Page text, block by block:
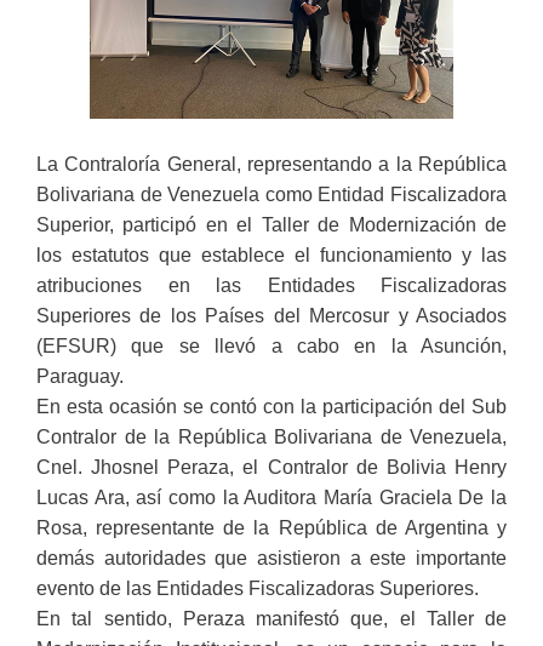
La Contraloría General, representando a la República
Bolivariana de Venezuela como Entidad Fiscalizadora
Superior, participó en el Taller de Modernización de
los estatutos que establece el funcionamiento y las
atribuciones en las Entidades Fiscalizadoras
Superiores de los Países del Mercosur y Asociados
(EFSUR) que se llevó a cabo en la Asunción,
Paraguay.
En esta ocasión se contó con la participación del Sub
Contralor de la República Bolivariana de Venezuela,
Cnel. Jhosnel Peraza, el Contralor de Bolivia Henry
Lucas Ara, así como la Auditora María Graciela De la
Rosa, representante de la República de Argentina y
demás autoridades que asistieron a este importante
evento de las Entidades Fiscalizadoras Superiores.
En tal sentido, Peraza manifestó que, el Taller de